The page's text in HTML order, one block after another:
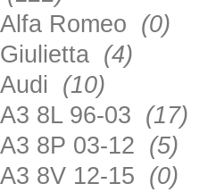
Alfa Romeo (0)
Giulietta (4)
Audi (10)
A3 8L 96-03 (17)
A3 8P 03-12 (5)
A3 8V 12-15 (0)